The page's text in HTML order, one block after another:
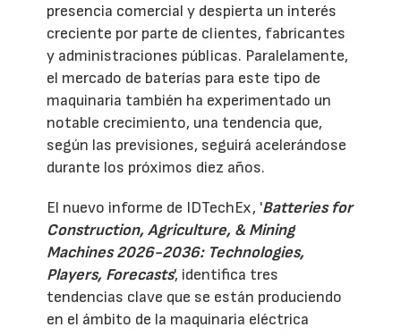
presencia comercial y despierta un interés
creciente por parte de clientes, fabricantes
y administraciones públicas. Paralelamente,
el mercado de baterías para este tipo de
maquinaria también ha experimentado un
notable crecimiento, una tendencia que,
según las previsiones, seguirá acelerándose
durante los próximos diez años.
El nuevo informe de IDTechEx, 'Batteries for
Construction, Agriculture, & Mining
Machines 2026-2036: Technologies,
Players, Forecasts', identifica tres
tendencias clave que se están produciendo
en el ámbito de la maquinaria eléctrica